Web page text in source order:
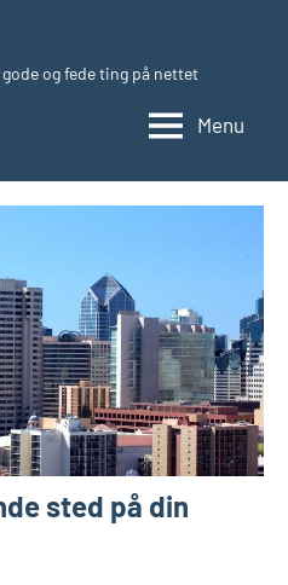
og fede ting på nettet
Menu
sted på din